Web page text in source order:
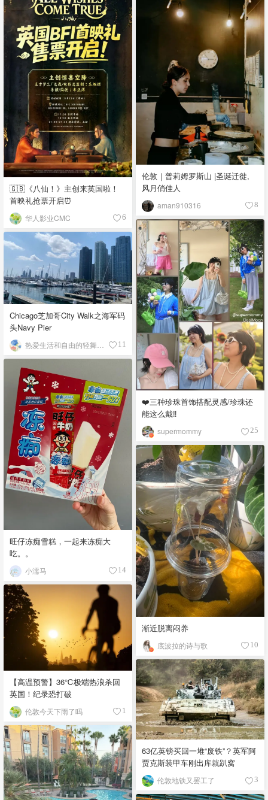
🇬🇧《八仙！》主创来英国啦！
首映礼抢票开启⏰
华人影业CMC 6
伦敦｜普莉姆罗斯山 |圣诞迁徙,
风月俏佳人
aman910316 8
❤️三种珍珠首饰搭配灵感/珍珠还
能这么戴‼️
supermommy 25
Chicago芝加哥City Walk之海军码
头Navy Pier
11
旺仔冻痴雪糕，一起来冻痴大
吃。。
小濡马 14
渐近脱离闷养
底波拉的诗与歌 10
【高温预警】36℃极端热浪杀回
英国！纪录恐打破
伦敦今天下雨了吗 1
63亿英镑买回一堆“废铁”？英军阿
贾克斯装甲车刚出库就趴窝
伦敦地铁又罢工了 3